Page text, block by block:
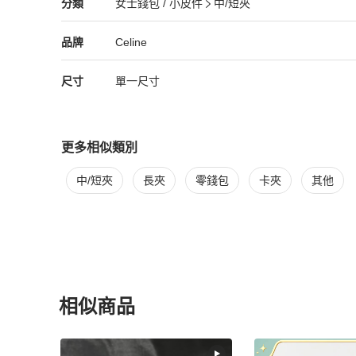
分類 女士錢包 / 小皮件
中/短夾
女士錢包 / 小皮件/中/短夾推薦
品牌
Celine 女士錢包 / 小皮件
Celine
Celine 推薦清單
尺寸 單一尺寸
更多相似類別
更多Celine 女士錢包 / 小皮件相似商品推薦
中/短夾 長夾 零錢包 卡夾 其他
相似商品
更多相似Celine女士錢包 / 小皮件 推薦精品